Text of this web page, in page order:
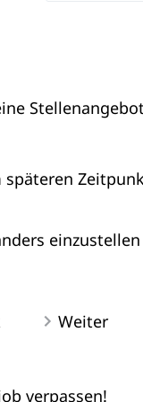
späteren
einzustellen
Weiter
verpassen!